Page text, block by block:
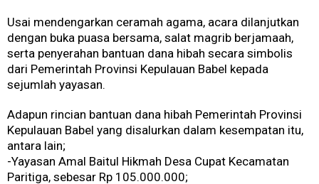
Usai mendengarkan ceramah agama, acara dilanjutkan
dengan buka puasa bersama, salat magrib berjamaah,
serta penyerahan bantuan dana hibah secara simbolis
dari Pemerintah Provinsi Kepulauan Babel kepada
sejumlah yayasan.
Adapun rincian bantuan dana hibah Pemerintah Provinsi
Kepulauan Babel yang disalurkan dalam kesempatan itu,
antara lain;
-Yayasan Amal Baitul Hikmah Desa Cupat Kecamatan
Paritiga, sebesar Rp 105.000.000;